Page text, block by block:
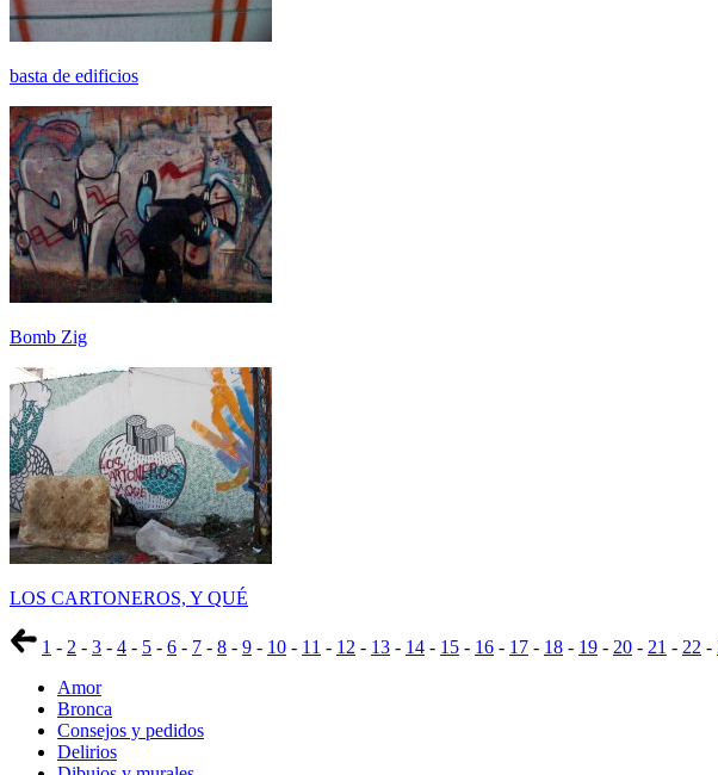
basta de edificios
Bomb Zig
LOS CARTONEROS, Y QUÉ
1 - 2 - 3 - 4 - 5 - 6 - 7 - 8 - 9 - 10 - 11 - 12 - 13 - 14 - 15 - 16 - 17 - 18 - 19 - 20 - 21 - 22 -
Amor
Bronca
Consejos y pedidos
Delirios